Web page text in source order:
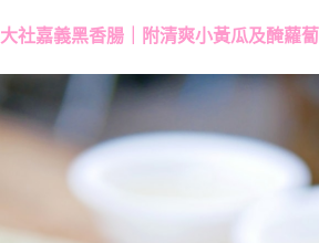
大社嘉義黑香腸｜附清爽小黃瓜及醃蘿蔔